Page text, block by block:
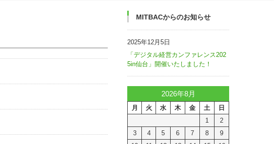
MITBACからのお知らせ
2025年12月5日
「デジタル経営カンファレンス202
5in仙台」開催いたしました！
2026年8月
月 火 水 木 金 土
日
1
2
3
4 5 6 7 8
9